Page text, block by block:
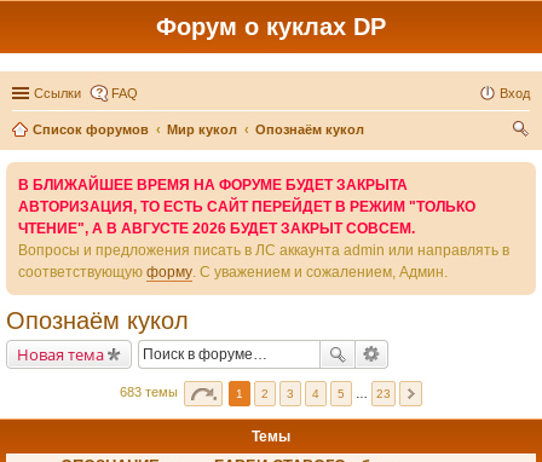
Форум о куклах DP
Ссылки FAQ Вход
Список форумов Мир кукол
Опознаём кукол
В БЛИЖАЙШЕЕ ВРЕМЯ НА ФОРУМЕ БУДЕТ ЗАКРЫТА
АВТОРИЗАЦИЯ, ТО ЕСТЬ САЙТ ПЕРЕЙДЕТ В РЕЖИМ "ТОЛЬКО
ЧТЕНИЕ", А В АВГУСТЕ 2026 БУДЕТ ЗАКРЫТ СОВСЕМ.
Вопросы и предложения писать в ЛС аккаунта admin или направлять в
соответствующую форму. С уважением и сожалением, Админ.
Опознаём кукол
Новая тема
683 темы 1 2 3 4 5 23
Темы